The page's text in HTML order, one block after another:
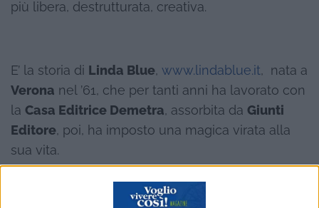
più libera, destrutturata, creativa.
E’ la storia di Linda Blue, www.lindablue.it, nata a
Verona nel ’61, che per tanti anni ha lavorato con
la Casa Editrice Demetra, assorbita da Giunti
Editore, poi, ha imposto una magica virata alla
sua vita.
“Oltre che redattrice- racconta l’artista veneta-
avevo uno studio fotografico. Mi venivano